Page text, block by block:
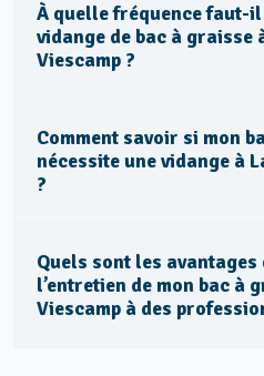
À quelle fréquence faut-
vidange de bac à graisse
Viescamp ?
Comment savoir si mon
nécessite une vidange à
?
Quels sont les avantages
l’entretien de mon bac à
Viescamp à des